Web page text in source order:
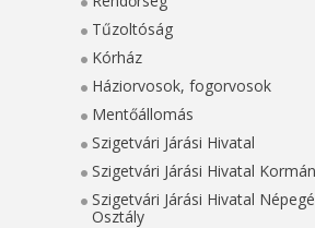
Tűzoltóság
Kórház
Háziorvosok, fogorvosok
Mentőállomás
Szigetvári Járási Hivatal
Szigetvári Járási Hivatal
Szigetvári Járási Hivatal
Osztály